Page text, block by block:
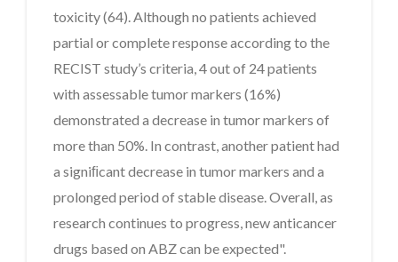
toxicity (64). Although no patients achieved
partial or complete response according to the
RECIST study’s criteria, 4 out of 24 patients
with assessable tumor markers (16%)
demonstrated a decrease in tumor markers of
more than 50%. In contrast, another patient had
a signiﬁcant decrease in tumor markers and a
prolonged period of stable disease. Overall, as
research continues to progress, new anticancer
drugs based on ABZ can be expected".